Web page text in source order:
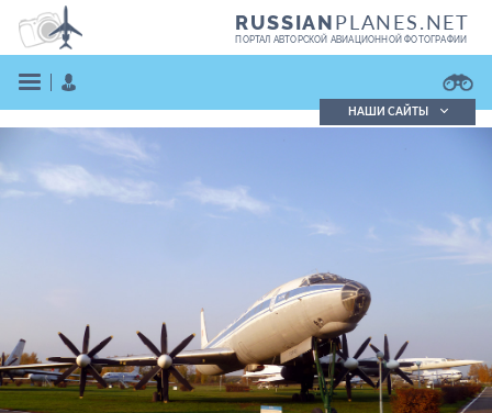
RUSSIANPLANES.NET
ПОРТАЛ АВТОРСКОЙ АВИАЦИОННОЙ ФОТОГРАФИИ
ЗАРЕГИСТРИРОВАТЬСЯ
Кратко
НАШИ САЙТЫ